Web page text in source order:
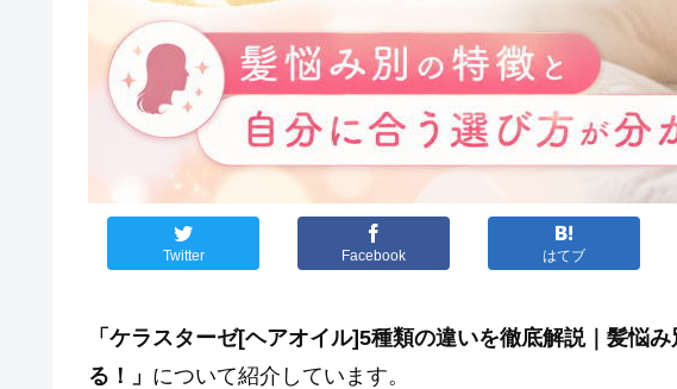
Twitter Facebook はてブ
「ケラスターゼ[ヘアオイル]5種類の違いを徹底解説｜髪悩
る！」 について紹介しています。